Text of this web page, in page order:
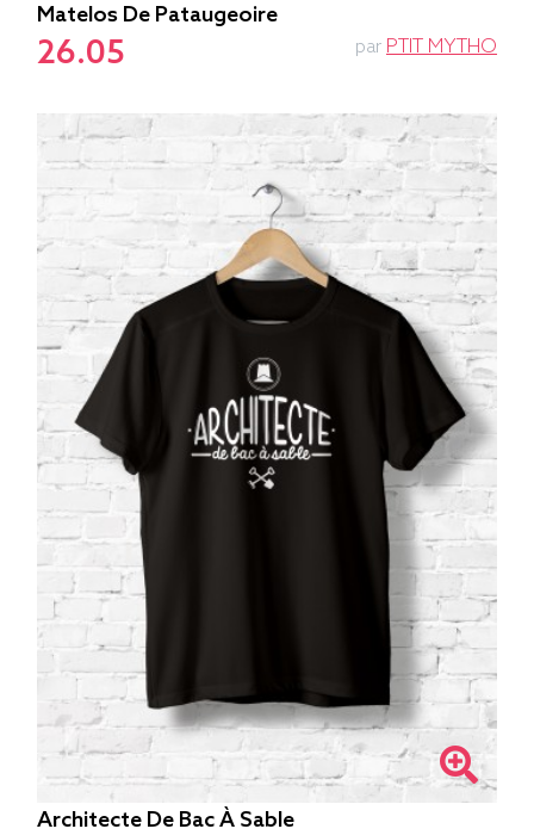
Matelos De Pataugeoire
26.05 par PTIT MYTHO
Architecte De Bac À Sable